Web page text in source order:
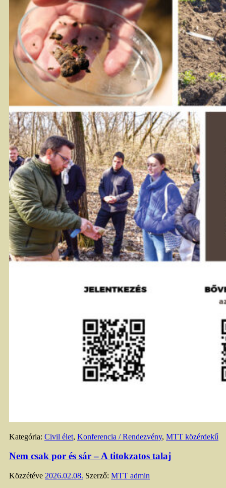
Kategória: Civil élet, Konferencia / Rendezvény, MTT közérdekű
Nem csak por és sár – A titokzatos talaj
Közzétéve 2026.02.08. Szerző: MTT admin